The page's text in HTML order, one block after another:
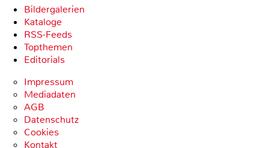
Bildergalerien
Kataloge
RSS-Feeds
Topthemen
Editorials
Impressum
Mediadaten
AGB
Datenschutz
Cookies
Kontakt